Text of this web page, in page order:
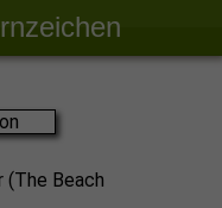
(The Beach